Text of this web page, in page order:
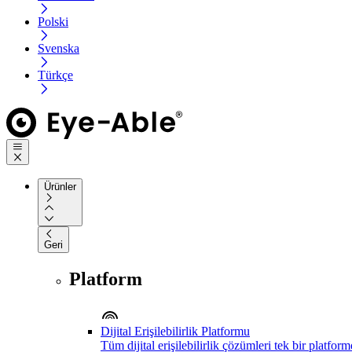
Polski
Svenska
Türkçe
Ürünler
Geri
Platform
Dijital Erişilebilirlik Platformu
Tüm dijital erişilebilirlik çözümleri tek bir